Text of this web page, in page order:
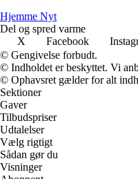
Hjemme Nyt
Del og spred varme
X
Facebook
© Gengivelse forbudt.
© Indholdet er beskyttet. Vi
© Ophavsret gælder for alt
Sektioner
Gaver
Tilbudspriser
Udtalelser
Vælg rigtigt
Sådan gør du
Visninger